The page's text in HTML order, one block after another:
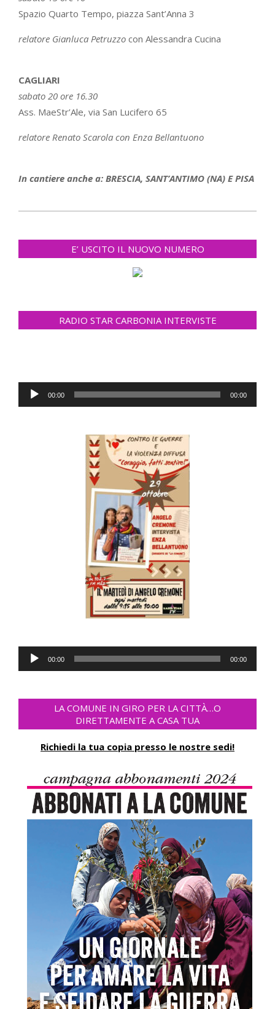
Spazio Quarto Tempo, piazza Sant’Anna 3
relatore Gianluca Petruzzo con Alessandra Cucina
CAGLIARI
sabato 20 ore 16.30
Ass. MaeStr’Ale, via San Lucifero 65
relatore Renato Scarola con Enza Bellantuono
In cantiere anche a: BRESCIA, SANT’ANTIMO (NA) E PISA
E’ USCITO IL NUOVO NUMERO
RADIO STAR CARBONIA INTERVISTE
Audio
Player
00:00 00:00
Audio
Player
00:00 00:00
LA COMUNE IN GIRO PER LA CITTÀ…O
DIRETTAMENTE A CASA TUA
Richiedi la tua copia presso le nostre sedi!